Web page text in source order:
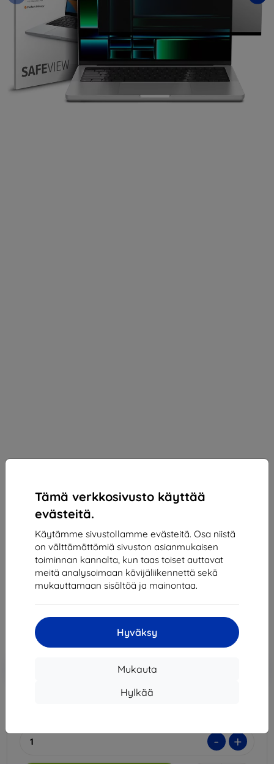
Tämä verkkosivusto käyttää
evästeitä.
Käytämme sivustollamme evästeitä. Osa niistä
on välttämättömiä sivuston asianmukaisen
toiminnan kannalta, kun taas toiset auttavat
meitä analysoimaan kävijäliikennettä sekä
mukauttamaan sisältöä ja mainontaa.
Hyväksy
Mukauta
Hylkää
Spigen SafeView 1 kpl - MacBook Pro 14" M3
2024/M2 2023/M1 2021 (AFL06158)
Apple MacBook Pro 14
Kuvaus ja tekniset tiedot
52,90 €
43,11 €
Hinta ilman ALV:tä
Alennus kupongilla
- +